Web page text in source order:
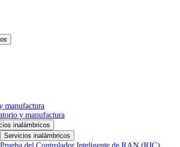
manufactura
y manufactura
inalámbricos
Servicios inalámbricos
Prueba del Controlador Inteligente de RAN (RIC)